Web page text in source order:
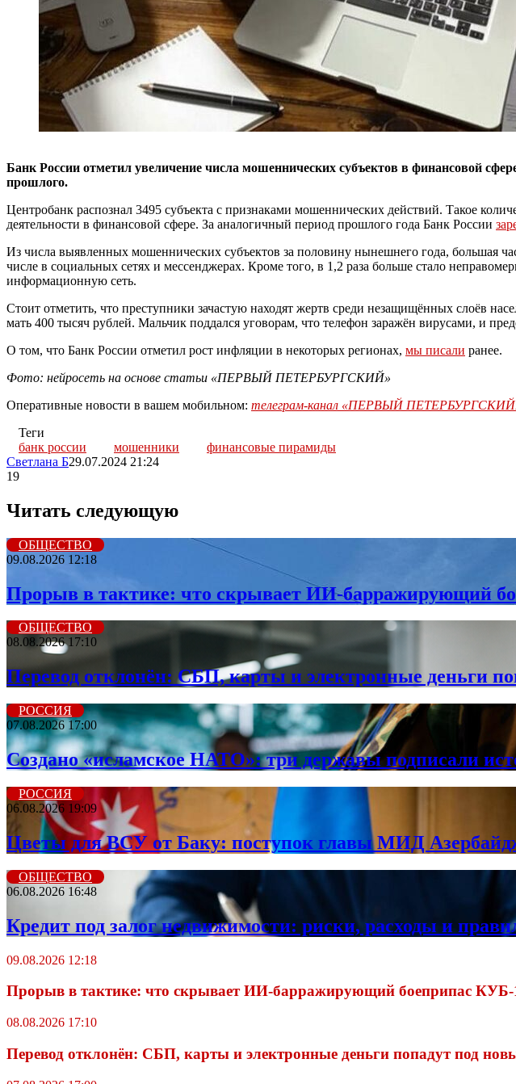
Банк России отметил увеличение числа мошеннических субъектов в финансовой
прошлого.
Центробанк распознал 3495 субъекта с признаками мошеннических действий. Такое
деятельности в финансовой сфере. За аналогичный период прошлого года Банк России
Из числа выявленных мошеннических субъектов за половину нынешнего года, большая
числе в социальных сетях и мессенджерах. Кроме того, в 1,2 раза больше стало
информационную сеть.
Стоит отметить, что преступники зачастую находят жертв среди незащищённых слоёв
мать 400 тысяч рублей. Мальчик поддался уговорам, что телефон заражён вирусами, и
О том, что Банк России отметил рост инфляции в некоторых регионах, мы писали ранее.
Фото: нейросеть на основе статьи «ПЕРВЫЙ ПЕТЕРБУРГСКИЙ»
Оперативные новости в вашем мобильном: телеграм-канал «ПЕРВЫЙ
Теги
банк россии
мошенники
финансовые пирамиды
Светлана Б29.07.2024 21:24
19
Читать следующую
ОБЩЕСТВО
09.08.2026 12:18
Прорыв в тактике: что скрывает ИИ-барражирующий
ОБЩЕСТВО
08.08.2026 17:10
Перевод отклонён: СБП, карты и электронные деньги
РОССИЯ
07.08.2026 17:00
Создано «исламское НАТО»: три державы подписали
РОССИЯ
06.08.2026 19:09
Цветы для ВСУ от Баку: поступок главы МИД
ОБЩЕСТВО
06.08.2026 16:48
Кредит под залог недвижимости: риски, расходы и
09.08.2026 12:18
Прорыв в тактике: что скрывает ИИ-барражирующий боеприпас
08.08.2026 17:10
Перевод отклонён: СБП, карты и электронные деньги попадут под